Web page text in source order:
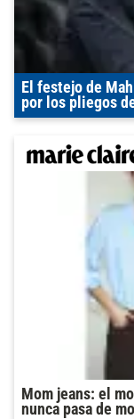
El festejo de
por los pliegos
Mom jeans: el
nunca pasa de